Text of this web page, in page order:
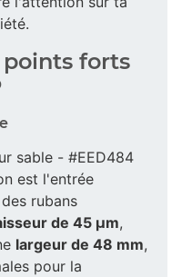
forts
sable - #EED484
est l'entrée
rubans
de 45 µm,
largeur de 48 mm,
pour la